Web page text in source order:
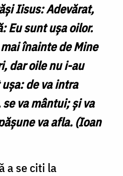
Iisus: Adevărat,
Eu sunt uşa oilor.
înainte de Mine
dar oile nu i-au
de va intra
va mântui; şi va
va afla.(Ioan
a se citi la